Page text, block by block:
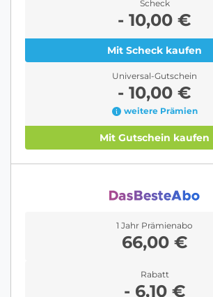
Scheck
- 10,00 €
Mit Scheck kaufen
Universal-Gutschein
- 10,00 €
weitere Prämien
Mit Gutschein kaufen
1 Jahr Prämienabo
66,00 €
Rabatt
- 6,10 €